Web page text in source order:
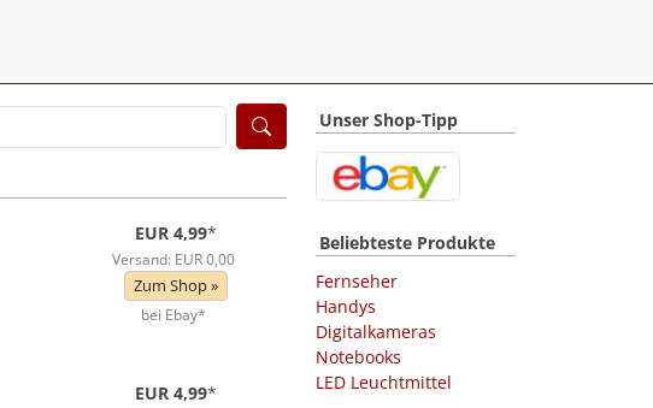
EUR 4,99*
Versand: EUR 0,00
Zum Shop »
bei Ebay*
EUR 4,99*
Unser Shop-Tipp
Beliebteste Produkte
Fernseher
Handys
Digitalkameras
Notebooks
LED Leuchtmittel